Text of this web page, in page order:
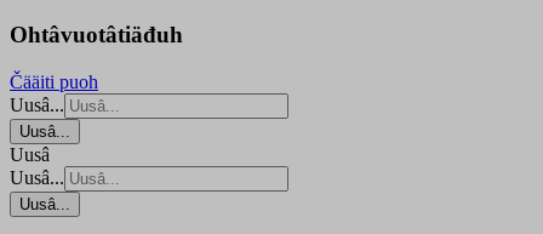
Ohtâvuotâtiäđuh
Čääiti puoh
Uusâ...
Uusâ...
Uusâ
Uusâ...
Uusâ...